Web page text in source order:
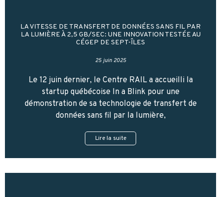
LA VITESSE DE TRANSFERT DE DONNÉES SANS FIL PAR
LA LUMIÈRE À 2,5 GB/SEC: UNE INNOVATION TESTÉE AU
CÉGEP DE SEPT-ÎLES
25 juin 2025
Le 12 juin dernier, le Centre RAIL a accueilli la
startup québécoise In a Blink pour une
démonstration de sa technologie de transfert de
données sans fil par la lumière,
Lire la suite